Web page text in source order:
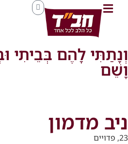
וְנָתַתִּי לָהֶם בְּבֵיתִי
וָשֵׁם
ניב מדמון
23, פדויים